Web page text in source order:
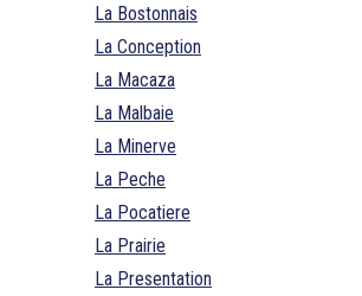
La Bostonnais
La Conception
La Macaza
La Malbaie
La Minerve
La Peche
La Pocatiere
La Prairie
La Presentation